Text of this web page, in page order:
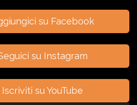
su Facebook
su Instagram
Iscriviti su YouTube